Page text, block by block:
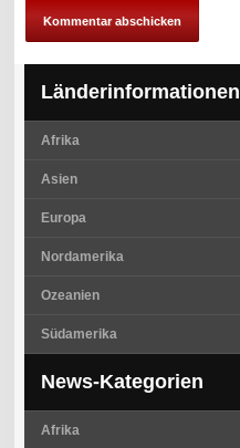
Länderinformationen
Afrika
Asien
Europa
Nordamerika
Ozeanien
Südamerika
News-Kategorien
Afrika